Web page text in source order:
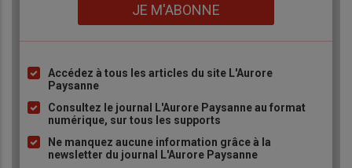
JE M'ABONNE
Liste
puce
Accédez à tous les articles du site L'Aurore
Paysanne
Consultez le journal L'Aurore Paysanne au format
numérique, sur tous les supports
Ne manquez aucune information grâce à la
newsletter du journal L'Aurore Paysanne